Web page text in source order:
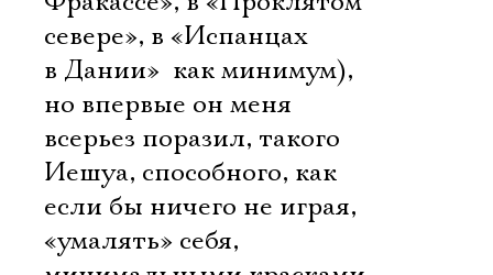
севере», в «Испанцах
в Дании»  как минимум),
но впервые он меня
всерьез поразил, такого
Иешуа, способного, как
если бы ничего не играя,
«умалять» себя,